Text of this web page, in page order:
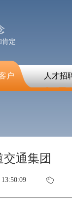
肯定
户 人才招
交通集团